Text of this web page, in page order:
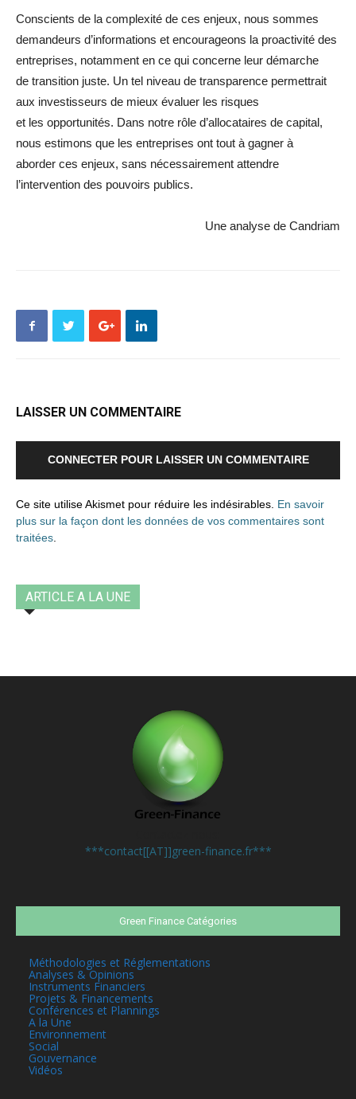
Conscients de la complexité de ces enjeux, nous sommes
demandeurs d’informations et encourageons la proactivité des
entreprises, notamment en ce qui concerne leur démarche
de transition juste. Un tel niveau de transparence permettrait
aux investisseurs de mieux évaluer les risques
et les opportunités. Dans notre rôle d’allocataires de capital,
nous estimons que les entreprises ont tout à gagner à
aborder ces enjeux, sans nécessairement attendre
l’intervention des pouvoirs publics.
Une analyse de Candriam
LAISSER UN COMMENTAIRE
CONNECTER POUR LAISSER UN COMMENTAIRE
Ce site utilise Akismet pour réduire les indésirables. En savoir
plus sur la façon dont les données de vos commentaires sont
traitées
ARTICLE A LA UNE
***contact[[AT]]green-finance.fr***
Green Finance Catégories
Méthodologies et Réglementations
Analyses & Opinions
Instruments Financiers
Projets & Financements
Conférences et Plannings
A la Une
Environnement
Social
Gouvernance
Vidéos